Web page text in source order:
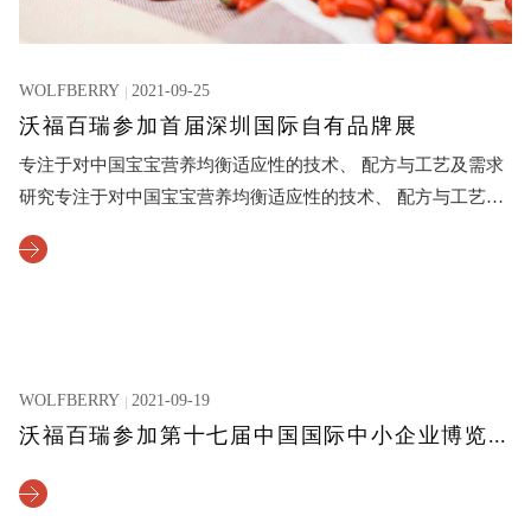
WOLFBERRY 2021-09-25
沃福百瑞参加首届深圳国际自有品牌展
专注于对中国宝宝营养均衡适应性的技术、 配方与工艺及需求
研究专注于对中国宝宝营养均衡适应性的技术、 配方与工艺及
艺及需求研究专注于对中国宝宝营养均衡适应性的技术、 配方
WOLFBERRY 2021-09-19
沃福百瑞参加第十七届中国国际中小企业博览会和首届中小企业国际合作高峰论坛